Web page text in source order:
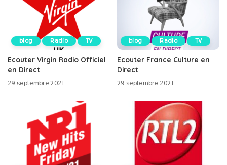
blog Radio TV
Ecouter Virgin Radio Officiel
en Direct
29 septembre 2021
blog Radio TV
Ecouter France Culture en
Direct
29 septembre 2021